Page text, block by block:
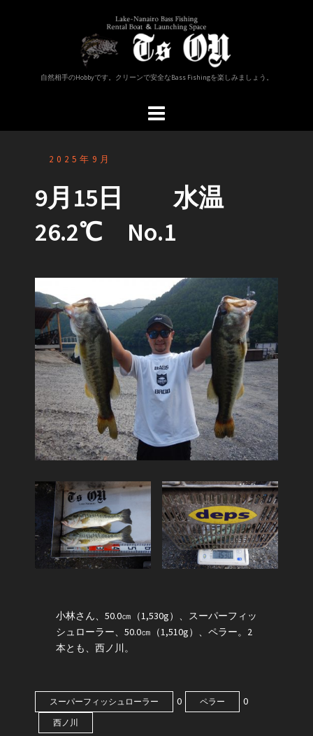
自然相手のHobbyです。クリーンで安全なBass Fishingを楽しみましょう。
2025年9月
9月15日 水温
26.2℃ No.1
小林さん、50.0㎝（1,530g）、スーパーフィッ
シュローラー、50.0㎝（1,510g）、ペラー。2
本とも、西ノ川。
スーパーフィッシュローラー 0 ペラー 0
西ノ川